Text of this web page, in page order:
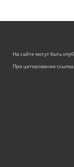
На сайте могут быть
При цитировании ссылка